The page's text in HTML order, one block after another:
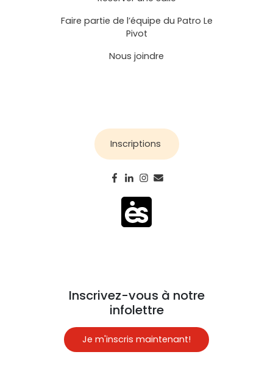
Faire partie de l’équipe du Patro Le
Pivot
Nous joindre
Inscriptions
Inscrivez-vous à notre
infolettre
Je m'inscris maintenant!